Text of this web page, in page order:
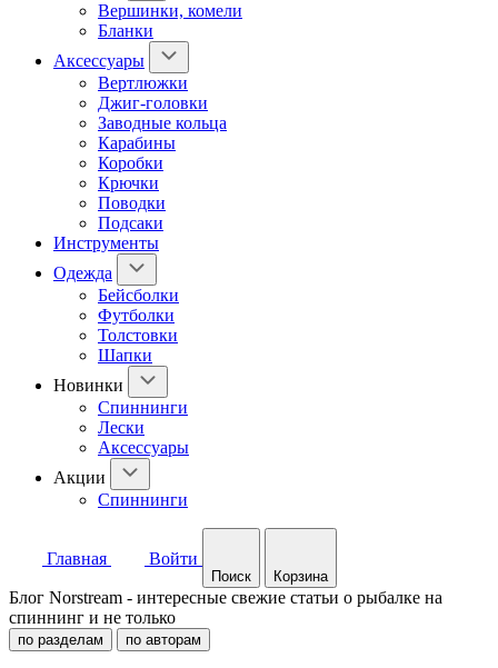
Вершинки, комели
Бланки
Аксессуары
Вертлюжки
Джиг-головки
Заводные кольца
Карабины
Коробки
Крючки
Поводки
Подсаки
Инструменты
Одежда
Бейсболки
Футболки
Толстовки
Шапки
Новинки
Спиннинги
Лески
Аксессуары
Акции
Спиннинги
Главная Войти
Поиск Корзина
Блог Norstream - интересные свежие статьи о рыбалке на
спиннинг и не только
по разделам по авторам